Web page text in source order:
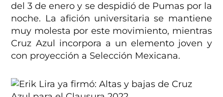
del 3 de enero y se despidió de Pumas por la
noche. La afición universitaria se mantiene
muy molesta por este movimiento, mientras
Cruz Azul incorpora a un elemento joven y
con proyección a Selección Mexicana.